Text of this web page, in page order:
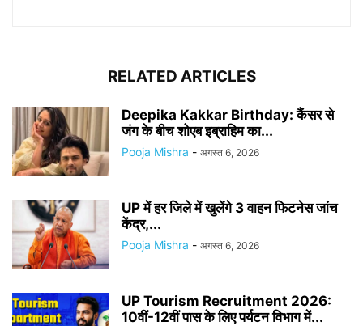
RELATED ARTICLES
Deepika Kakkar Birthday: कैंसर से
जंग के बीच शोएब इब्राहिम का...
Pooja Mishra - अगस्त 6, 2026
UP में हर जिले में खुलेंगे 3 वाहन फिटनेस जांच
केंद्र,...
Pooja Mishra - अगस्त 6, 2026
UP Tourism Recruitment 2026:
10वीं-12वीं पास के लिए पर्यटन विभाग में...